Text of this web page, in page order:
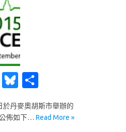
M
Bl
es
於丹麥奧胡斯市舉辦的
佈如下… Read More »